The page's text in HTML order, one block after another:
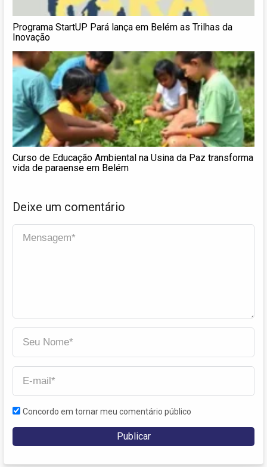
Programa StartUP Pará lança em Belém as Trilhas da
Inovação
Curso de Educação Ambiental na Usina da Paz transforma
vida de paraense em Belém
Deixe um comentário
Concordo em tornar meu comentário público